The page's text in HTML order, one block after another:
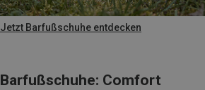
Jetzt Barfußschuhe entdecken
Barfußschuhe: Comfort